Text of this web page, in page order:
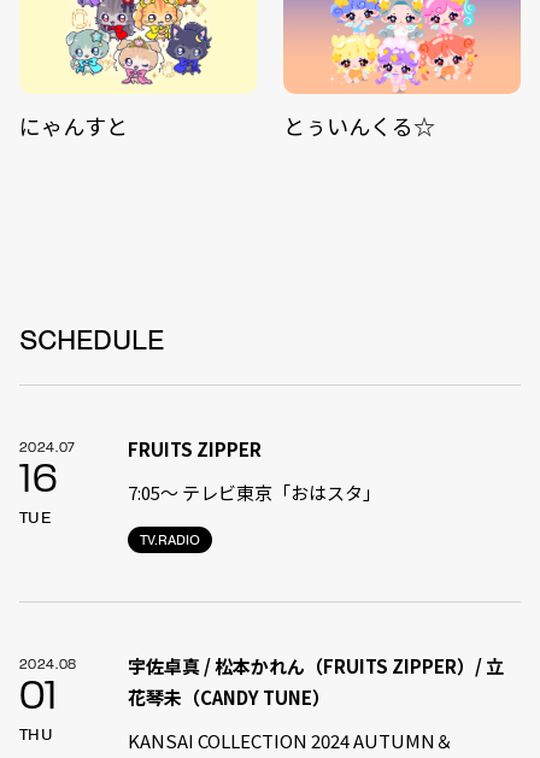
にゃんすと とぅいんくる☆
SCHEDULE
2024.07
16
TUE
TV.RADIO
FRUITS ZIPPER
7:05〜 テレビ東京「おはスタ」
2024.08
01
THU
宇佐卓真 / 松本かれん（FRUITS ZIPPER）/ 立
花琴未（CANDY TUNE）
KANSAI COLLECTION 2024 AUTUMN＆